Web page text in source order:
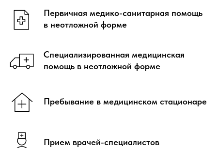
Первичная медико-санитарная помощь
в неотложной форме
Специализированная медицинская
помощь в неотложной форме
Пребывание в медицинском стационаре
Прием врачей-специалистов